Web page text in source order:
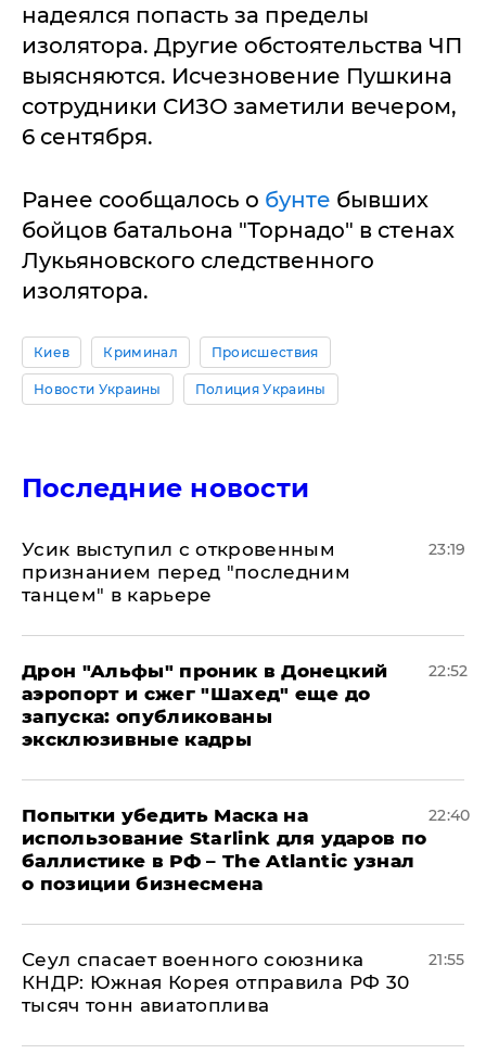
надеялся попасть за пределы
изолятора. Другие обстоятельства ЧП
выясняются. Исчезновение Пушкина
сотрудники СИЗО заметили вечером,
6 сентября.
Ранее сообщалось о бунте бывших
бойцов батальона "Торнадо" в стенах
Лукьяновского следственного
изолятора.
Киев Криминал Происшествия
Новости Украины Полиция Украины
Последние новости
Усик выступил с откровенным
признанием перед "последним
танцем" в карьере
23:19
Дрон "Альфы" проник в Донецкий
аэропорт и сжег "Шахед" еще до
запуска: опубликованы
эксклюзивные кадры
22:52
Попытки убедить Маска на
использование Starlink для ударов по
баллистике в РФ – The Atlantic узнал
о позиции бизнесмена
22:40
​Сеул спасает военного союзника
КНДР: Южная Корея отправила РФ 30
тысяч тонн авиатоплива
21:55